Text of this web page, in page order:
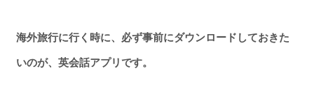
海外旅行に行く時に、必ず事前にダウンロードしておきた
いのが、英会話アプリです。